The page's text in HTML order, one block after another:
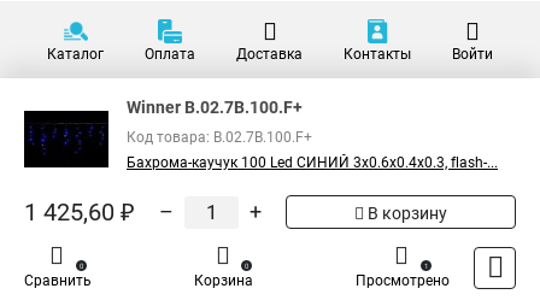
Каталог Оплата Доставка Контакты Войти
Winner B.02.7В.100.F+
Код товара: B.02.7В.100.F+
Бахрома-каучук 100 Led СИНИЙ 3x0.6x0.4x0.3, flash-...
1 425,60 ₽ – + В корзину
Сравнить
0
Корзина
0
Просмотрено
1